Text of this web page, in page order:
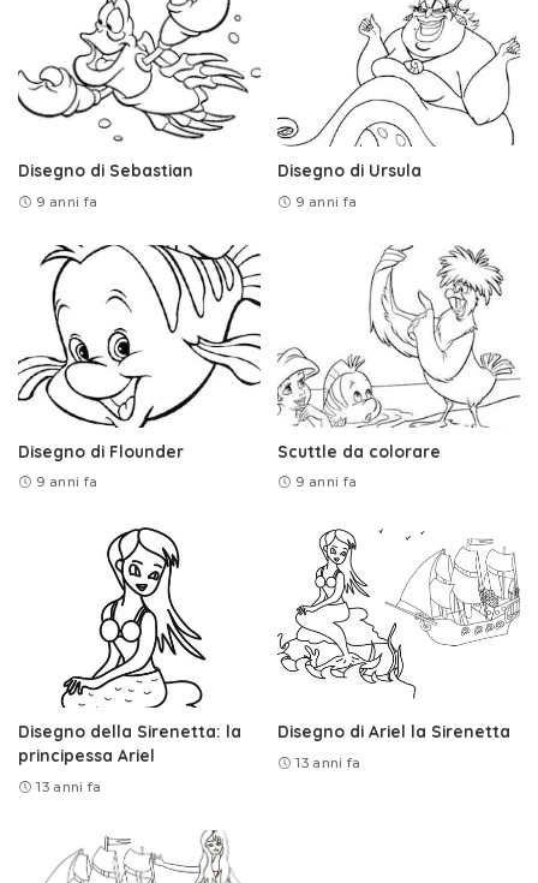
Disegno di Sebastian
9 anni fa
Disegno di Ursula
9 anni fa
Disegno di Flounder
9 anni fa
Scuttle da colorare
9 anni fa
Disegno della Sirenetta: la
principessa Ariel
13 anni fa
Disegno di Ariel la Sirenetta
13 anni fa